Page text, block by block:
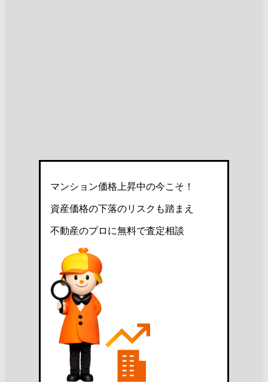
マンション価格上昇中の今こそ！
資産価格の下落のリスクも踏まえ
不動産のプロに無料で査定相談